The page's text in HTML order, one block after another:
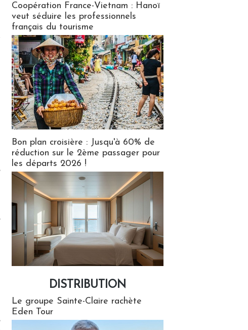
Coopération France-Vietnam : Hanoï
veut séduire les professionnels
français du tourisme
Bon plan croisière : Jusqu'à 60% de
réduction sur le 2ème passager pour
les départs 2026 !
DISTRIBUTION
Le groupe Sainte-Claire rachète
Eden Tour